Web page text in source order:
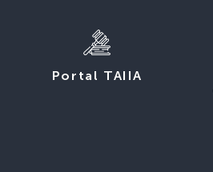
Portal TAIIA